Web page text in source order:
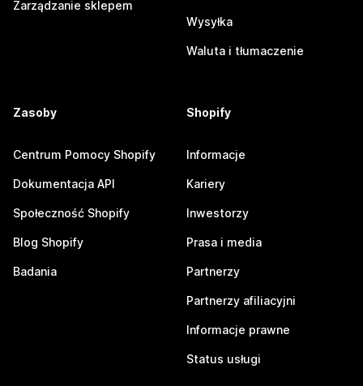
Zarządzanie sklepem
Wysyłka
Waluta i tłumaczenie
Zasoby
Centrum Pomocy Shopify
Dokumentacja API
Społeczność Shopify
Blog Shopify
Badania
Shopify
Informacje
Kariery
Inwestorzy
Prasa i media
Partnerzy
Partnerzy afiliacyjni
Informacje prawne
Status usługi